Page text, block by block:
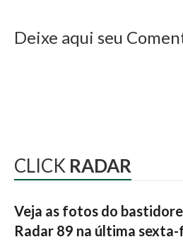
Deixe aqui seu
CLICK RADAR
Veja as fotos do
Radar 89 na última